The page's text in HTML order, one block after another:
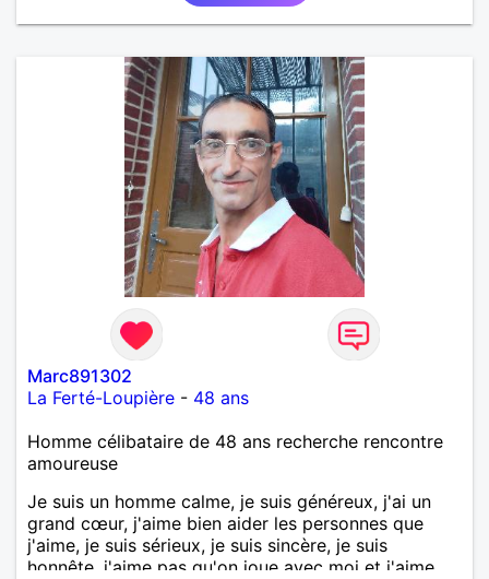
Marc891302
La Ferté-Loupière - 48 ans
Homme célibataire de 48 ans recherche rencontre
amoureuse
Je suis un homme calme, je suis généreux, j'ai un
grand cœur, j'aime bien aider les personnes que
j'aime, je suis sérieux, je suis sincère, je suis
honnête, j'aime pas qu'on joue avec moi et j'aime